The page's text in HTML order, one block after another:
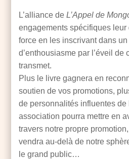
L’alliance deL’Appel de
engagements spécifiques leur
force en les inscrivant dans
d’enthousiasme par l’éveil de
transmet.
Plus le livre gagnera en
soutien de vos promotions,
de personnalités influentes de
association pourra mettre en
travers notre propre
vendra au-delà de notre
le grand public…